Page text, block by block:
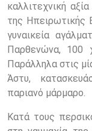
καλλιτεχνική
της Ηπειρωτικής
γυναικεία
Παρθενώνα, 100
Παράλληλα στις
Άστυ,
παριανό μάρμαρο.
Κατά τους